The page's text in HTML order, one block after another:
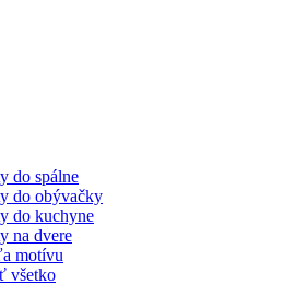
do spálne
do obývačky
do kuchyne
na dvere
motívu
všetko